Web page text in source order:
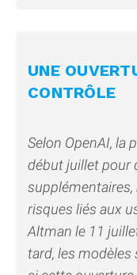
UNE
CONTRÔLE
Selon OpenAI, la
début juillet pour
supplémentaires,
risques liés aux
Altman le 11
tard, les modèles